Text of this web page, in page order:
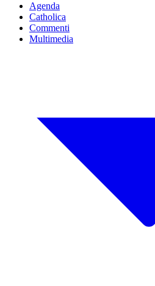
Agenda
Catholica
Commenti
Multimedia